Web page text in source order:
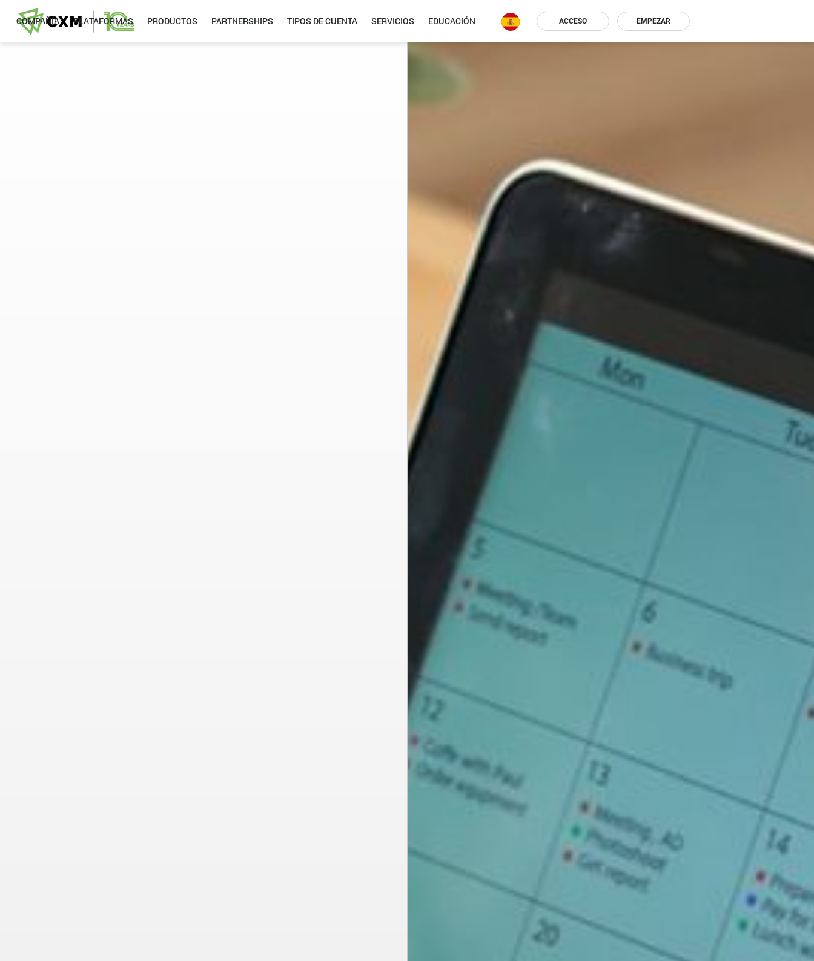
COMPAÑÍA PLATAFORMAS PRODUCTOS PARTNERSHIPS TIPOS DE CUENTA SERVICIOS EDUCACIÓN ACCESO EMPEZAR